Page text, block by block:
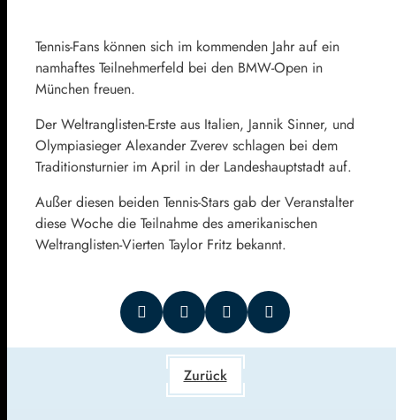
Tennis-Fans können sich im kommenden Jahr auf ein
namhaftes Teilnehmerfeld bei den BMW-Open in
München freuen.
Der Weltranglisten-Erste aus Italien, Jannik Sinner, und
Olympiasieger Alexander Zverev schlagen bei dem
Traditionsturnier im April in der Landeshauptstadt auf.
Außer diesen beiden Tennis-Stars gab der Veranstalter
diese Woche die Teilnahme des amerikanischen
Weltranglisten-Vierten Taylor Fritz bekannt.
Zurück